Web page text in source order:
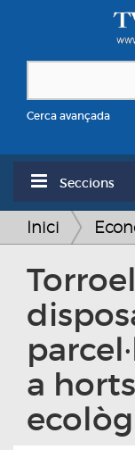
Cerca avançada
Seccions
Inici
a